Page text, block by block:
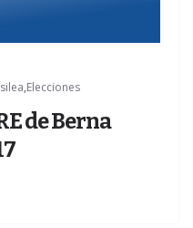
,Elecciones
de Berna